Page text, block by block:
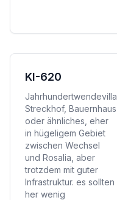
KI-620
Jahrhundertwendevilla,
Streckhof, Bauernhaus
oder ähnliches, eher
in hügeligem Gebiet
zwischen Wechsel
und Rosalia, aber
trotzdem mit guter
Infrastruktur. es sollten
her wenig